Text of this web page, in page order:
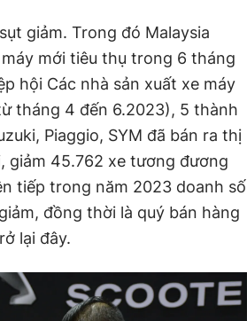
giảm. Trong đó Malaysia
mới tiêu thụ trong 6 tháng
hội Các nhà sản xuất xe máy
tháng 4 đến 6.2023), 5 thành
Piaggio, SYM đã bán ra thị
giảm 45.762 xe tương đương
tiếp trong năm 2023 doanh số
đồng thời là quý bán hàng
lại đây.